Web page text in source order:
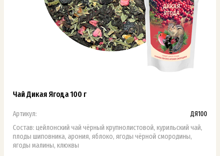
Чай Дикая Ягода 100 г
Артикул:
ДЯ100
Состав: цейлонский чай чёрный крупнолистовой, курильский чай,
плоды шиповника, арония, яблоко, ягоды чёрной смородины,
ягоды малины, клюквы